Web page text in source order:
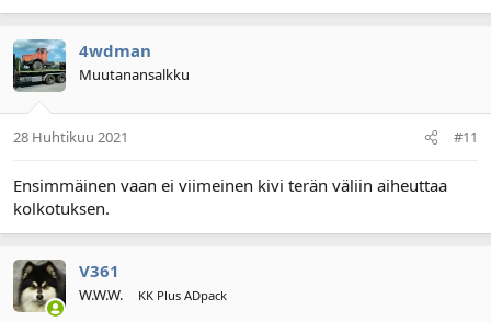
4wdman
Muutanansalkku
28 Huhtikuu 2021 #11
Ensimmäinen vaan ei viimeinen kivi terän väliin aiheuttaa
kolkotuksen.
V361
W.W.W. KK Plus ADpack